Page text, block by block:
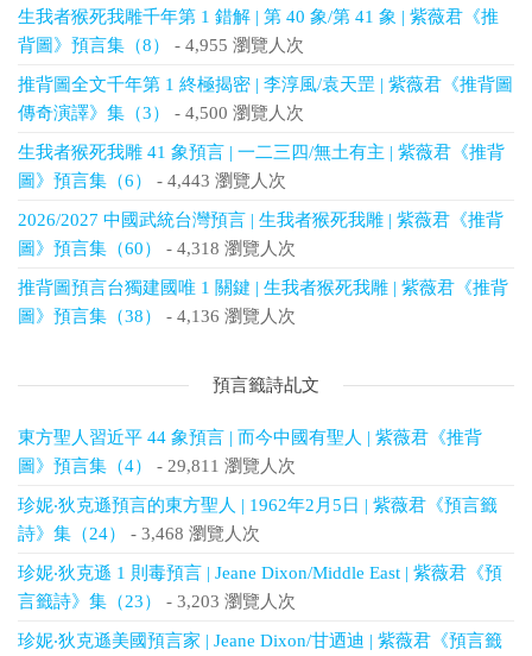
生我者猴死我雕千年第 1 錯解 | 第 40 象/第 41 象 | 紫薇君《推
背圖》預言集（8）
- 4,955 瀏覽人次
推背圖全文千年第 1 終極揭密 | 李淳風/袁天罡 | 紫薇君《推背圖
傳奇演譯》集（3）
- 4,500 瀏覽人次
生我者猴死我雕 41 象預言 | 一二三四/無土有主 | 紫薇君《推背
圖》預言集（6）
- 4,443 瀏覽人次
2026/2027 中國武統台灣預言 | 生我者猴死我雕 | 紫薇君《推背
圖》預言集（60）
- 4,318 瀏覽人次
推背圖預言台獨建國唯 1 關鍵 | 生我者猴死我雕 | 紫薇君《推背
圖》預言集（38）
- 4,136 瀏覽人次
預言籤詩乩文
東方聖人習近平 44 象預言 | 而今中國有聖人 | 紫薇君《推背
圖》預言集（4）
- 29,811 瀏覽人次
珍妮‧狄克遜預言的東方聖人 | 1962年2月5日 | 紫薇君《預言籤
詩》集（24）
- 3,468 瀏覽人次
珍妮‧狄克遜 1 則毒預言 | Jeane Dixon/Middle East | 紫薇君《預
言籤詩》集（23）
- 3,203 瀏覽人次
珍妮‧狄克遜美國預言家 | Jeane Dixon/甘迺迪 | 紫薇君《預言籤